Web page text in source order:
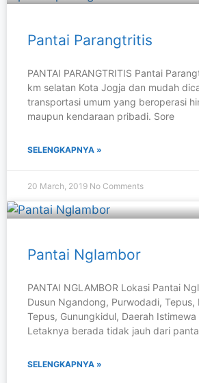
Pantai Parangtritis
PANTAI PARANGTRITIS Pantai
km selatan Kota Jogja dan mudah
transportasi umum yang beroperasi
maupun kendaraan pribadi. Sore
SELENGKAPNYA »
20 March, 2019 No Comments
Pantai Nglambor
PANTAI NGLAMBOR Lokasi Pantai
Dusun Ngandong, Purwodadi, Tepus,
Tepus, Gunungkidul, Daerah
Letaknya berada tidak jauh dari
SELENGKAPNYA »